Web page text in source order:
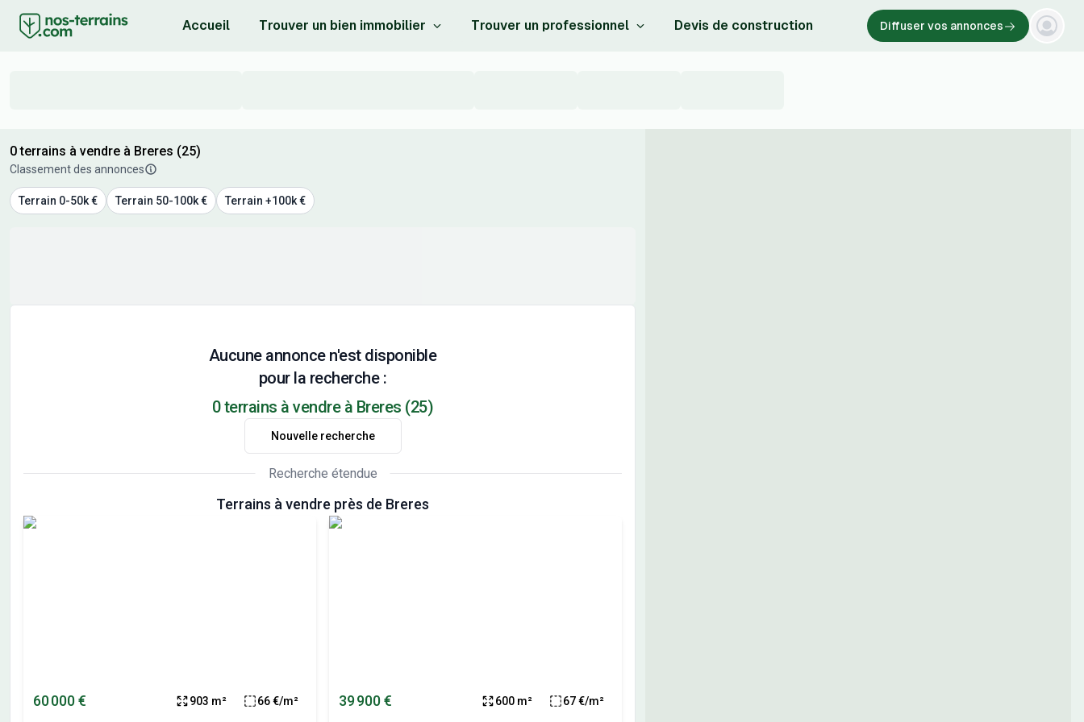
Accueil Trouver un bien immobilier Trouver un professionnel Devis de construction Diffuser vos annonces
0 terrains à vendre à Breres (25)
Classement des annonces
Terrain 0-50k € Terrain 50-100k € Terrain +100k €
Aucune annonce n'est disponible
pour la recherche :
0 terrains à vendre à Breres (25)
Nouvelle recherche
Recherche étendue
Terrains à vendre près de Breres
60 000 € 903 m² 66 €/m² 39 900 € 600 m² 67 €/m²